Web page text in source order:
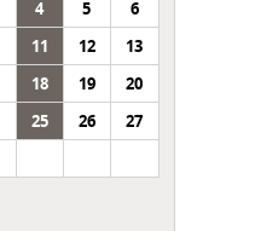
4 5
6
11 12
13
18 19
20
25 26
27